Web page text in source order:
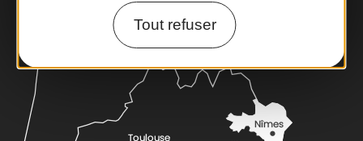
Tout refuser